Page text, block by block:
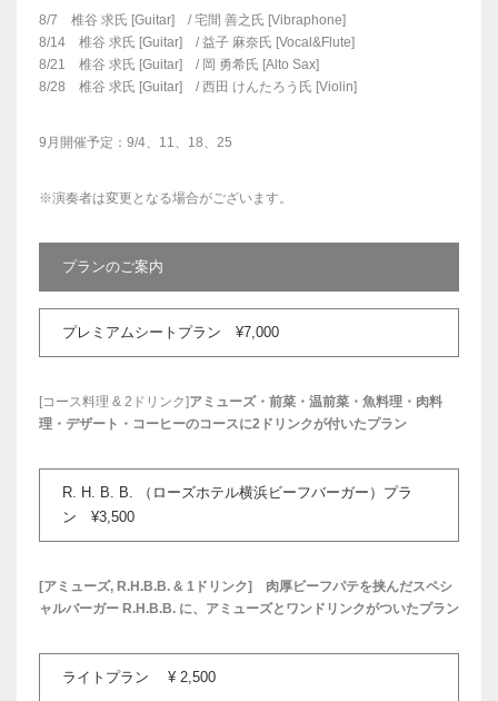
8/7 椎谷 求氏 [Guitar] / 宅間 善之氏 [Vibraphone]
8/14 椎谷 求氏 [Guitar] / 益子 麻奈氏 [Vocal&Flute]
8/21 椎谷 求氏 [Guitar] / 岡 勇希氏 [Alto Sax]
8/28 椎谷 求氏 [Guitar] / 西田 けんたろう氏 [Violin]
9月開催予定：9/4、11、18、25
※演奏者は変更となる場合がございます。
プランのご案内
プレミアムシートプラン ¥7,000
[コース料理 & 2ドリンク]アミューズ・前菜・温前菜・魚料理・肉料
理・デザート・コーヒーのコースに2ドリンクが付いたプラン
R. H. B. B. （ローズホテル横浜ビーフバーガー）プラ
ン ¥3,500
[アミューズ, R.H.B.B. & 1ドリンク] 肉厚ビーフパテを挟んだスペシ
ャルバーガー R.H.B.B. に、アミューズとワンドリンクがついたプラン
ライトプラン ¥ 2,500